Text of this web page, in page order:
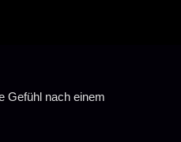
Gefühl nach einem